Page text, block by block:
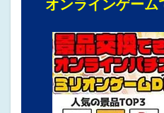
オンラインゲーム